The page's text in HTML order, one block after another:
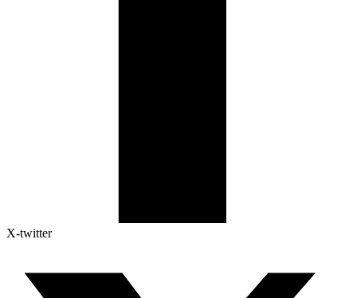
X-twitter